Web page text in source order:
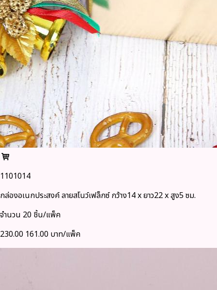
1101014
กล่องอเนกประสงค์ ลายสโนว์เฟล็กซ์ กว้าง14 x ยาว22 x สูง5 ซม.
จำนวน 20 ชิ้น/แพ็ค
230.00 161.00 บาท/แพ็ค